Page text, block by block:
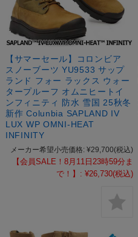
【サマーセール】コロンビア
スノーブーツ YU9533 サップ
ランド フォー ラックス ウォー
タープルーフ オムニヒートイ
ンフィニティ 防水 雪国 25秋冬
新作 Colunbia SAPLAND IV
LUX WP OMNI-HEAT
INFINITY
メーカー希望小売価格: ¥29,700(税込)
【会員SALE！8月11日23時59分ま
で！】: ¥26,730(税込)